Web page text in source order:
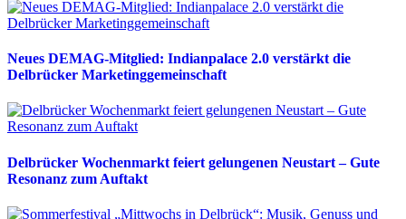
Neues DEMAG-Mitglied: Indianpalace 2.0 verstärkt die
Delbrücker Marketinggemeinschaft
Delbrücker Wochenmarkt feiert gelungenen Neustart – Gute
Resonanz zum Auftakt